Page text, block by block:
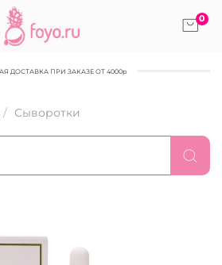
0
ДОСТАВКА ПРИ ЗАКАЗЕ ОТ 4000р
Сыворотки